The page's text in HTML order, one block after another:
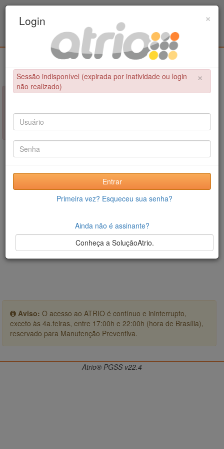
Educação Física / UPE - UFPB
×
NÃO FOI POSSÍVEL CONCLUIR A OPERAÇÃO
Sessão indisponível (expirada por inatividade ou login não
realizado)
Aviso: O acesso ao ATRIO é contínuo e ininterrupto,
exceto às 4a.feiras, entre 17:00h e 22:00h (hora de Brasília),
reservado para Manutenção Preventiva.
×
Login
×
Sessão indisponível (expirada por inatividade ou login
não realizado)
Entrar
Primeira vez? Esqueceu sua senha?
Ainda não é assinante?
Conheça a SoluçãoAtrio.
Atrio® PGSS v22.4